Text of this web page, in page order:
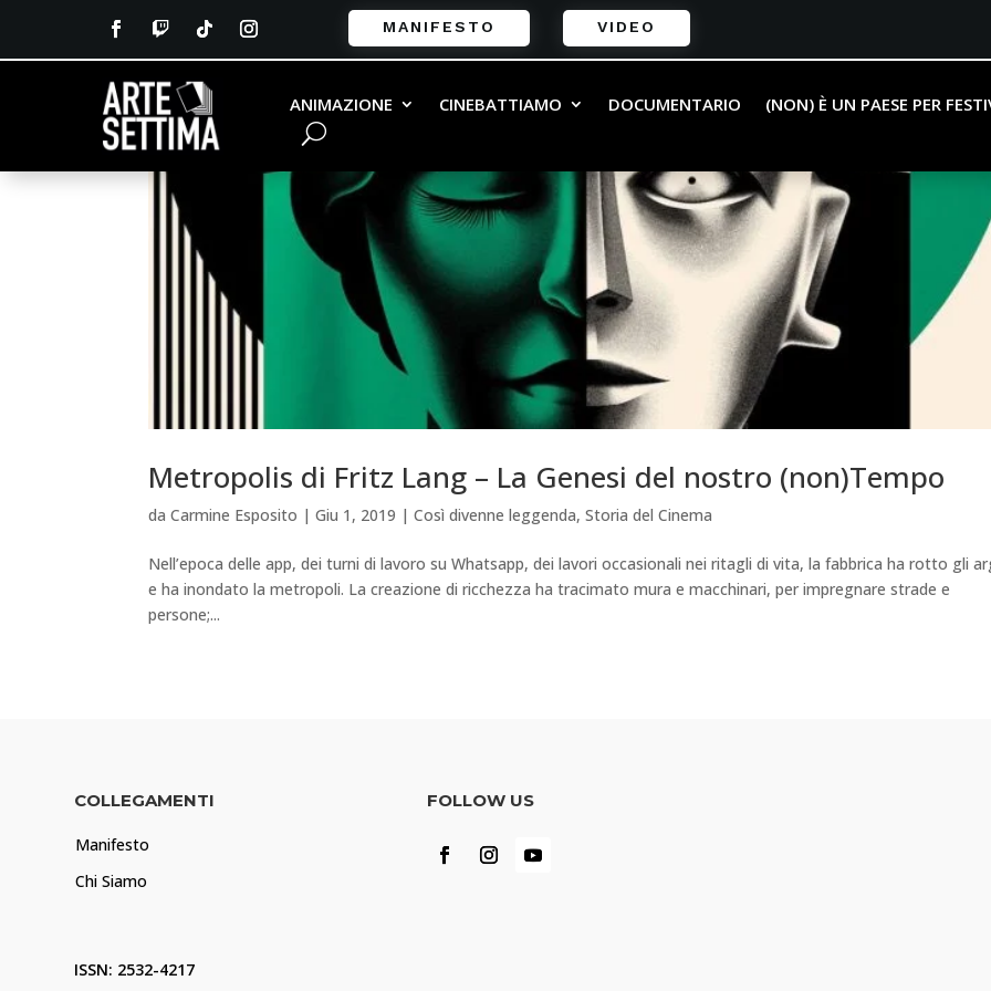
MANIFESTO VIDEO
ANIMAZIONE CINEBATTIAMO DOCUMENTARIO (NON) È UN PAESE PER
Metropolis di Fritz Lang – La Genesi del nostro (non)Tempo
daCarmine Esposito |Giu 1, 2019 |Così divenne leggenda,Storia del Cinema
Nell’epoca delle app, dei turni di lavoro su Whatsapp, dei lavori occasionali nei ritagli di vita, la fabbrica ha rotto gli
e ha inondato la metropoli. La creazione di ricchezza ha tracimato mura e macchinari, per impregnare strade e
persone;...
COLLEGAMENTI
Manifesto
Chi Siamo
ISSN: 2532-4217
FOLLOW US